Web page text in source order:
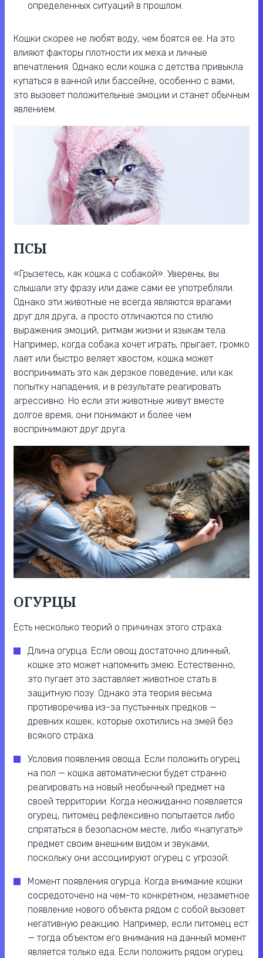
определенных ситуаций в прошлом.
Кошки скорее не любят воду, чем боятся ее. На это
влияют факторы плотности их меха и личные
впечатления. Однако если кошка с детства привыкла
купаться в ванной или бассейне, особенно с вами,
это вызовет положительные эмоции и станет обычным
явлением.
ПСЫ
«Грызетесь, как кошка с собакой». Уверены, вы
слышали эту фразу или даже сами ее употребляли.
Однако эти животные не всегда являются врагами
друг для друга, а просто отличаются по стилю
выражения эмоций, ритмам жизни и языкам тела.
Например, когда собака хочет играть, прыгает, громко
лает или быстро веляет хвостом, кошка может
воспринимать это как дерзкое поведение, или как
попытку нападения, и в результате реагировать
агрессивно. Но если эти животные живут вместе
долгое время, они понимают и более чем
воспринимают друг друга.
ОГУРЦЫ
Есть несколько теорий о причинах этого страха:
Длина огурца. Если овощ достаточно длинный,
кошке это может напомнить змею. Естественно,
это пугает это заставляет животное стать в
защитную позу. Однако эта теория весьма
противоречива из-за пустынных предков —
древних кошек, которые охотились на змей без
всякого страха.
Условия появления овоща. Если положить огурец
на пол — кошка автоматически будет странно
реагировать на новый необычный предмет на
своей территории. Когда неожиданно появляется
огурец, питомец рефлексивно попытается либо
спрятаться в безопасном месте, либо «напугать»
предмет своим внешним видом и звуками,
поскольку они ассоциируют огурец с угрозой;
Момент появления огурца. Когда внимание кошки
сосредоточено на чем-то конкретном, незаметное
появление нового объекта рядом с собой вызовет
негативную реакцию. Например, если питомец ест
— тогда объектом его внимания на данный момент
является только еда. Если положить рядом огурец